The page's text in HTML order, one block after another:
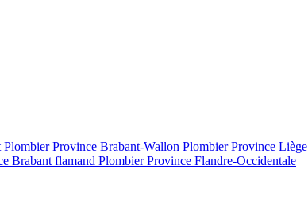
Plombier Province Brabant-Wallon Plombier Province Liège
Brabant flamand Plombier Province Flandre-Occidentale